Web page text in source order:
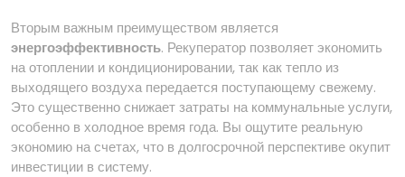
Вторым важным преимуществом является
энергоэффективность. Рекуператор позволяет экономить
на отоплении и кондиционировании, так как тепло из
выходящего воздуха передается поступающему свежему.
Это существенно снижает затраты на коммунальные услуги,
особенно в холодное время года. Вы ощутите реальную
экономию на счетах, что в долгосрочной перспективе окупит
инвестиции в систему.